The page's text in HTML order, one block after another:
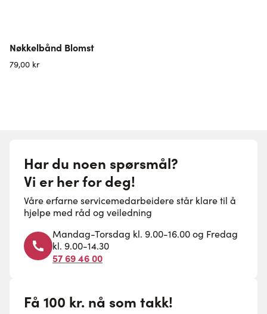
Nøkkelbånd Blomst
79,00 kr
Har du noen spørsmål?
Vi er her for deg!
Våre erfarne servicemedarbeidere står klare til å
hjelpe med råd og veiledning
Mandag-Torsdag kl. 9.00-16.00 og Fredag
kl. 9.00-14.30
57 69 46 00
Få 100 kr. nå som takk!